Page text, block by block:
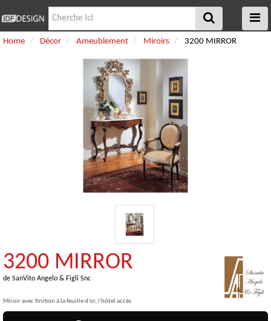
Home Décor Ameublement Miroirs 3200 MIRROR
3200 MIRROR
de SanVito Angelo & Figli Snc
Miroir avec finition à la feuille d'or, l'hôtel accès